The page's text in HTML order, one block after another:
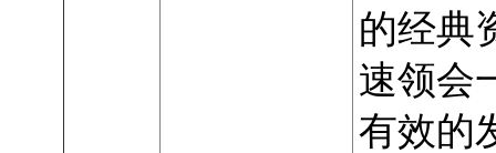
的经典
速领会
有效的